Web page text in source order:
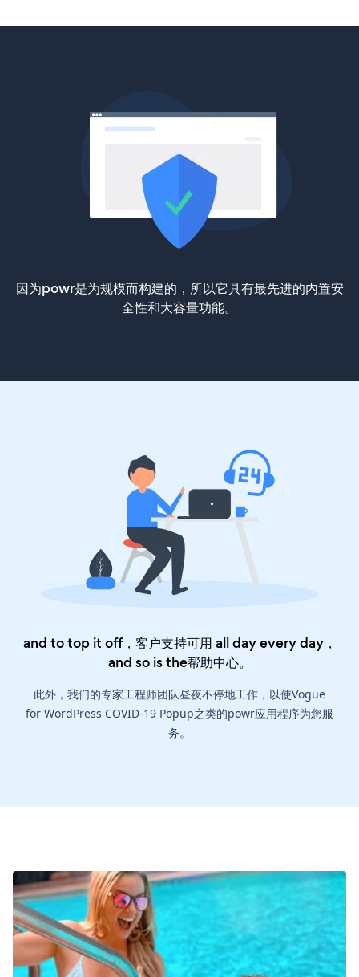
因为powr是为规模而构建的，所以它具有最先进的内置安
全性和大容量功能。
and to top it off，客户支持可用 all day every day，
and so is the帮助中心。
此外，我们的专家工程师团队昼夜不停地工作，以使Vogue
for WordPress COVID-19 Popup之类的powr应用程序为您服
务。